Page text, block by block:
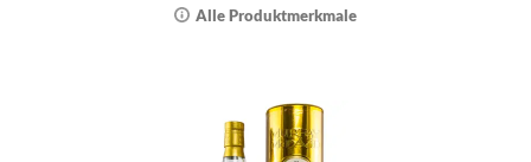
Alle Produktmerkmale